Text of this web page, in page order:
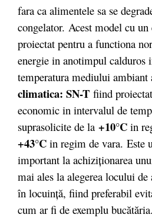
fara ca alimentele sa se
congelator. Acest model cu
proiectat pentru a functiona
energie in anotimpul calduros
temperatura mediului ambiant
climatica: SN-T fiind
economic in intervalul de
suprasolicite de la +10°C in
+43°C in regim de vara. Este
important la achiziţionarea
mai ales la alegerea locului de
în locuinţă, fiind preferabil
cum ar fi de exemplu bucătăria.